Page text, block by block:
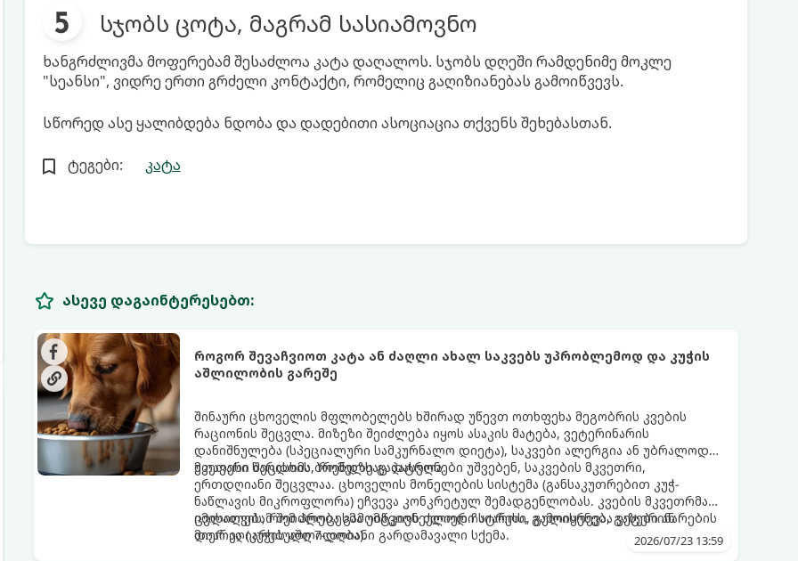
სჯობს ცოტა, მაგრამ სასიამოვნო
ხანგრძლივმა მოფერებამ შესაძლოა კატა დაღალოს. სჯობს დღეში რამდენიმე მოკლე
"სეანსი", ვიდრე ერთი გრძელი კონტაქტი, რომელიც გაღიზიანებას გამოიწვევს.
სწორედ ასე ყალიბდება ნდობა და დადებითი ასოციაცია თქვენს შეხებასთან.
ტეგები: კატა
ასევე დაგაინტერესებთ:
როგორ შევაჩვიოთ კატა ან ძაღლი ახალ საკვებს უპრობლემოდ და კუჭის
აშლილობის გარეშე
შინაური ცხოველის მფლობელებს ხშირად უწევთ ოთხფეხა მეგობრის კვების
რაციონის შეცვლა. მიზეზი შეიძლება იყოს ასაკის მატება, ვეტერინარის
დანიშნულება (სპეციალური სამკურნალო დიეტა), საკვები ალერგია ან უბრალოდ
უკეთესი ხარისხის ბრენდზე გადასვლა.
მთავარი შეცდომა, რომელსაც პატრონები უშვებენ, საკვების მკვეთრი,
ერთდღიანი შეცვლაა. ცხოველის მონელების სისტემა (განსაკუთრებით კუჭ-
ნაწლავის მიკროფლორა) ეჩვევა კონკრეტულ შემადგენლობას. კვების მკვეთრმა
ცვლილებამ შეიძლება გამოიწვიოს ძლიერი სტრესი, გულისრევა, გაზები ან
დიარეა (კუჭის აშლილობა).
იმისათვის, რომ პროცესმა უმტკივნეულოდ ჩაიაროს, გამოიყენება ვეტერინარების
მიერ აღიარებული 7-დღიანი გარდამავალი სქემა.
2026/07/23 13:59